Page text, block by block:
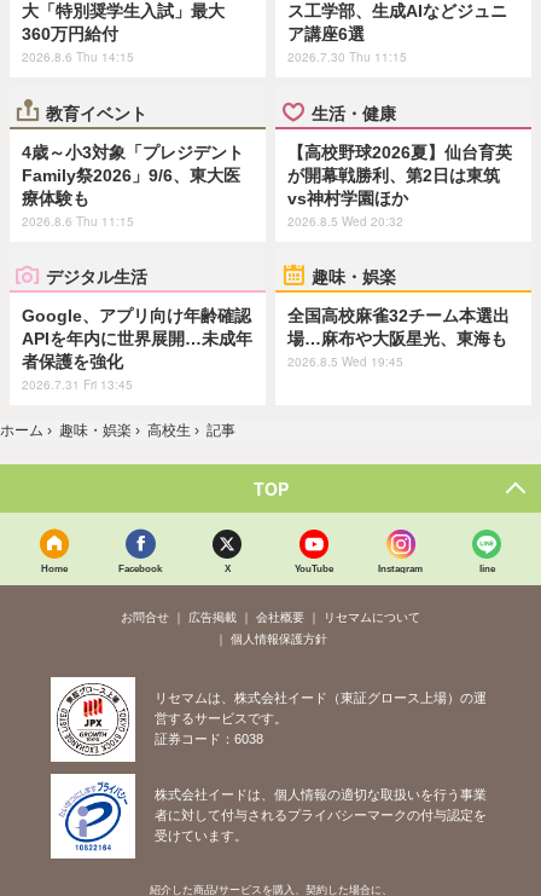
大「特別奨学生入試」最大
360万円給付
2026.8.6 Thu 14:15
ス工学部、生成AIなどジュニ
ア講座6選
2026.7.30 Thu 11:15
教育イベント
4歳～小3対象「プレジデント
Family祭2026」9/6、東大医
療体験も
2026.8.6 Thu 11:15
生活・健康
【高校野球2026夏】仙台育英
が開幕戦勝利、第2日は東筑
vs神村学園ほか
2026.8.5 Wed 20:32
デジタル生活
Google、アプリ向け年齢確認
APIを年内に世界展開…未成年
者保護を強化
2026.7.31 Fri 13:45
趣味・娯楽
全国高校麻雀32チーム本選出
場…麻布や大阪星光、東海も
2026.8.5 Wed 19:45
ホーム › 趣味・娯楽 › 高校生 › 記事
TOP
Home Facebook X YouTube Instagram line
お問合せ 広告掲載 会社概要
リセマムについて
個人情報保護方針
リセマムは、株式会社イード（東証グロース上場）の運
営するサービスです。
証券コード：6038
株式会社イードは、個人情報の適切な取扱いを行う事業
者に対して付与されるプライバシーマークの付与認定を
受けています。
紹介した商品/サービスを購入、契約した場合に、